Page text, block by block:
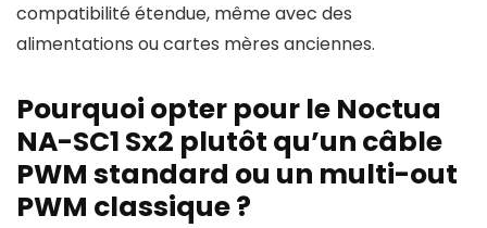
compatibilité étendue, même avec des
alimentations ou cartes mères anciennes.
Pourquoi opter pour le Noctua
NA-SC1 Sx2 plutôt qu’un câble
PWM standard ou un multi-out
PWM classique ?